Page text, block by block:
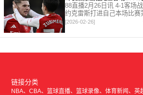
88直播2月26日讯 4-1客场
约克雷斯打进自己本场比赛
一项了不起的成就，枪手
打进1000球的球队，仅次
[2026-02-26]
链接分类
NBA CBA 篮球直播 篮球录像 体育新闻 英